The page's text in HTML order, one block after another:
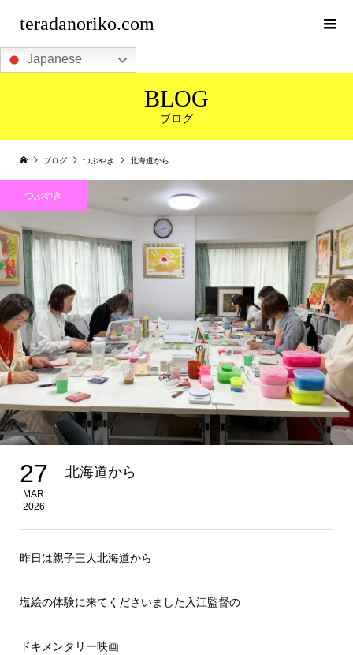
teradanoriko.com
Japanese
BLOG
ブログ
ブログ つぶやき 北海道から
つぶやき
27
MAR
2026
北海道から
昨日は親子三人北海道から
塩絵の体験に来てくださいました入江監督の
ドキメンタリー映画